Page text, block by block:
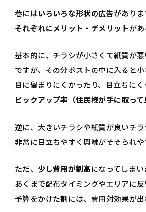
巷にはいろいろな形状の広告がありま
それぞれにメリット・デメリットがあ
基本的に、 チラシが小さくて紙質が悪
ですが、その分ポストの中に入ると
目に留まりにくかったり、目立ちに
ピックアップ率（住民様が手に取っ
逆に、 大きいチラシや紙質が良いチラ
非常に目立ちやすく興味がそそられ
ただ、 少し費用が割高になってしま
あくまで配布タイミングやエリアに
予算をかけた割には、費用対効果が